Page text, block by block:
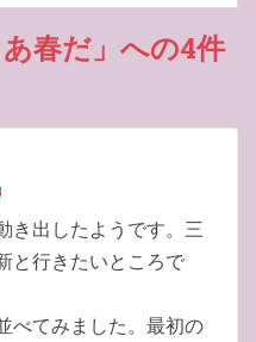
春だ」への4件
き出したようです。三
と行きたいところで
べてみました。最初の